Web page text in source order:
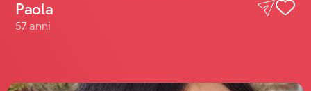
Paola
57 anni